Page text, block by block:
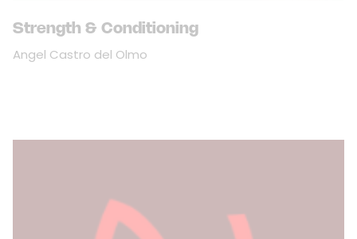
Strength & Conditioning
Angel Castro del Olmo